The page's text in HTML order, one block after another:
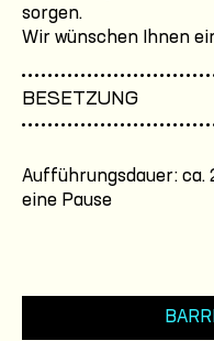
sorgen.
Wir wünschen Ihnen
BESETZUNG
Aufführungsdauer: ca.
eine Pause